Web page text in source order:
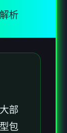
析
部
包